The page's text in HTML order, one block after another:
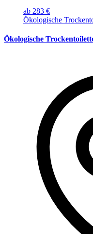
ab 283 €
Ökologische
Ökologische